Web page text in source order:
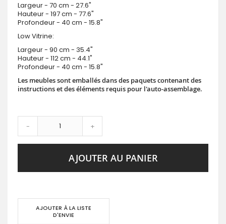
Largeur - 70 cm - 27.6"
Hauteur - 197 cm - 77.6"
Profondeur - 40 cm - 15.8"
Low Vitrine:
Largeur - 90 cm - 35.4"
Hauteur - 112 cm - 44.1"
Profondeur - 40 cm - 15.8"
Les meubles sont emballés dans des paquets contenant des
instructions et des éléments requis pour l'auto-assemblage.
- +
AJOUTER AU PANIER
AJOUTER À LA LISTE
D'ENVIE